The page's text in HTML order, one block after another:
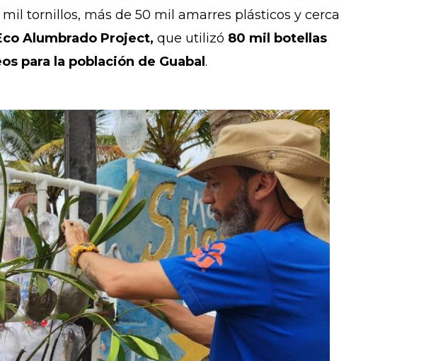
tornillos, más de 50 mil amarres plásticos y cerca
Alumbrado Project, que utilizó 80 mil botellas
para la población de Guabal.